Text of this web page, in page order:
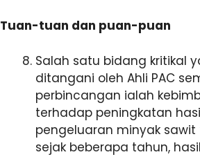
Tuan-tuan dan puan-puan
Salah satu bidang kritikal
ditangani oleh Ahli PAC
perbincangan ialah
terhadap peningkatan
pengeluaran minyak
sejak beberapa tahun,